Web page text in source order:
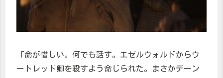
「命が惜しい。何でも話す。エゼルウォルドからウ
ートレッド卿を殺すよう命じられた。まさかデーン